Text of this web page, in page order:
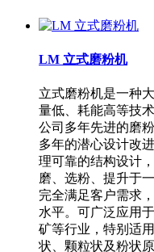
LM 立式磨粉机
立式磨粉机是一种
量低、耗能高等技
公司多年先进的磨
多年的潜心设计改
理可靠的结构设计
磨、选粉、提升于
完全满足客户需求
水平。可广泛应用
矿等行业，特别适
状、颗粒状及粉状